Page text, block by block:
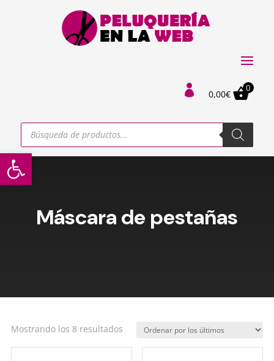
Abrir barra de herramientas
 0,00€
0
Búsqueda
productos
Máscara de pestañas
Mostrando los 8 resultadosOrdenado